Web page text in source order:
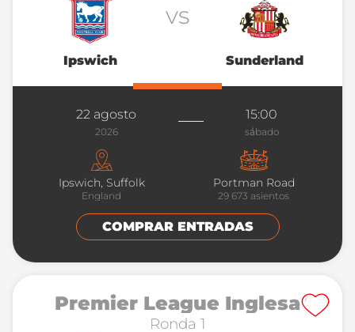
Ipswich
vs
Sunderland
22 agosto
2026
15:00
sábado
Ipswich, Suffolk
England
Portman Road
29 673 asientos
COMPRAR ENTRADAS
Premier League Inglesa
Ronda 1